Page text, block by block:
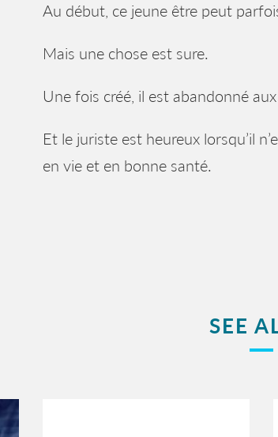
Au début, ce jeune être peut
Mais une chose est sure.
Une fois créé, il est abandonné
Et le juriste est heureux lorsqu’il
en vie et en bonne santé.
SEE